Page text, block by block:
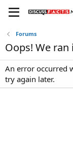
Forums
Oops! We
An error occurred
try again later.